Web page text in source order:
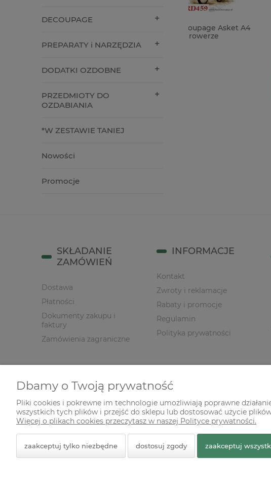
DECOUPAGE
PREPARATY i NARZĘDZIA
DODATKI OZDOBNE
PRZEDMIOTY DO
OZDABIANIA
*W ZESTAWIE TANIEJ
Nowości
Promocje
Olejek silikonowy
Pentart 20 ml x
SKŁADANIE
ZAMÓWIEŃ
Dostawa
Płatności
Dokumenty zakupu i
faktury
Zamówienia zagraniczne
INFORMACJE
Kontakt
Zwroty i reklamacje
Rabaty i promocje
Regulamin
Polityka prywatności
Dbamy o Twoją prywatność
Pliki cookies i pokrewne im technologie umożliwiają poprawne
wszystkich tych plików i przejść do sklepu lub dostosować użycie
Więcej o plikach cookies przeczytasz w naszej Polityce prywatności.
zaakceptuj tylko niezbędne dostosuj zgody zaakceptuj